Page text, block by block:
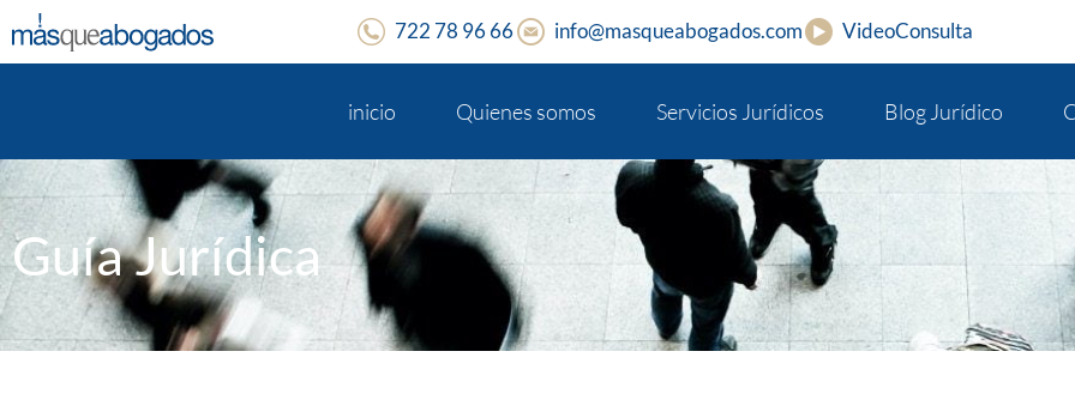
722 78 96 66 info@masqueabogados.com VideoConsulta
inicio Quienes somos Servicios Jurídicos Blog Jurídico
Guía Jurídica